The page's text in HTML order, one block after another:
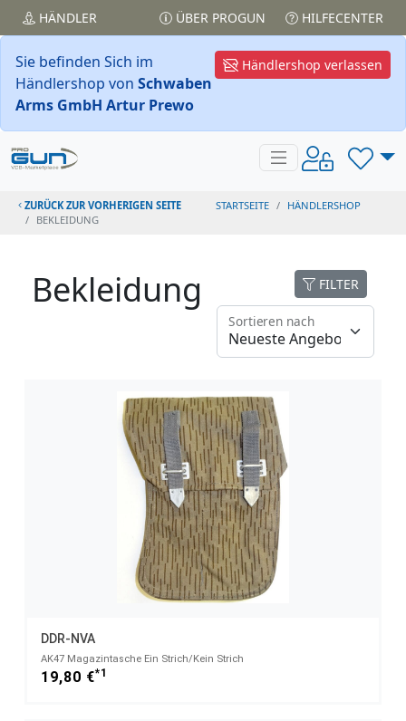
HÄNDLER ÜBER PROGUN HILFECENTER
Händlershop verlassen
Sie befinden Sich im
Händlershop von Schwaben
Arms GmbH Artur Prewo
ZURÜCK ZUR VORHERIGEN SEITE STARTSEITE
HÄNDLERSHOP
BEKLEIDUNG
Bekleidung FILTER
Sortieren nach
DDR-NVA
AK47 Magazintasche Ein Strich/Kein Strich
19,80 €*1